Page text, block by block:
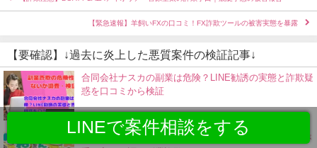
【緊急速報】羊飼いFXの口コミ！FX詐欺ツールの被害実態を暴露
【要確認】↓過去に炎上した悪質案件の検証記事↓
合同会社ナスカの副業は危険？LINE勧誘の実態と詐欺疑
惑を口コミから検証
かねどんどんはヤバい？評判や口コミは？簡単にお金が
LINEで案件相談をする